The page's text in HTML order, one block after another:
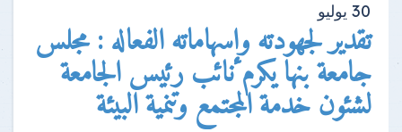
30 يوليو
تقدير لجهودته وإسهاماته الفعاله : مجلس
جامعة بنها يكرم نائب رئيس الجامعة
لشئون خدمة المجتمع وتنمية البيئة